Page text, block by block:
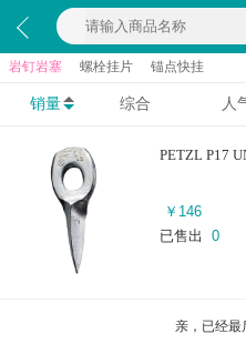
岩钉岩塞 螺栓挂片 锚点快挂
销量 综合 人
PETZL P17
￥ 146
已售出
0
亲，已经最